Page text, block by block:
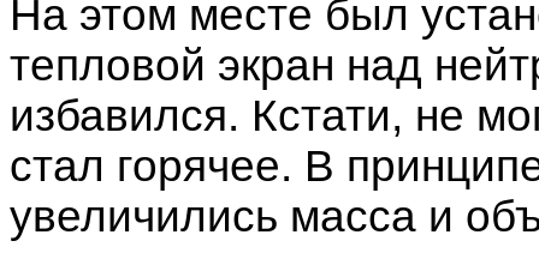
На этом месте был
тепловой экран над
избавился. Кстати, не
стал горячее. В
увеличились масса и